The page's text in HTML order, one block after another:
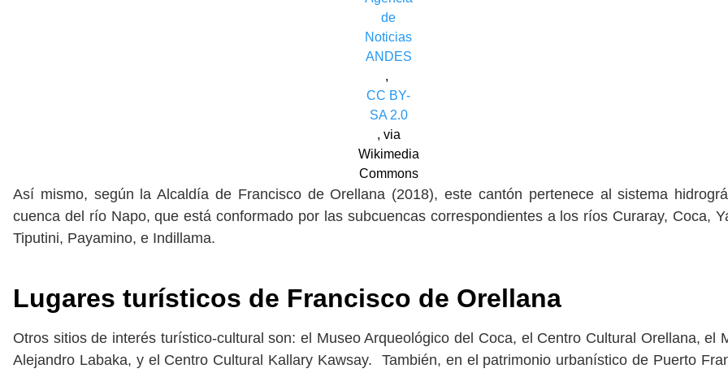
de
Noticias
ANDES
,
CC BY-
SA 2.0
, via
Wikimedia
Commons
Así mismo, según la Alcaldía de Francisco de Orellana (2018), este cantón pertenece al sistema
cuenca del río Napo, que está conformado por las subcuencas correspondientes a los ríos Curaray, Coca,
Tiputini, Payamino, e Indillama.
Lugares turísticos de Francisco de Orellana
Otros sitios de interés turístico-cultural son: el Museo Arqueológico del Coca, el Centro Cultural Orellana, el
Alejandro Labaka, y el Centro Cultural Kallary Kawsay. También, en el patrimonio urbanístico de Puerto